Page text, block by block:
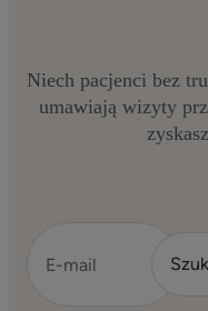
Niech pacjenci bez
umawiają wizyty